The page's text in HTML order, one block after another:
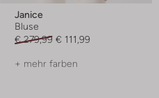
Janice
Bluse
€ 279,99 € 111,99
+ mehr farben